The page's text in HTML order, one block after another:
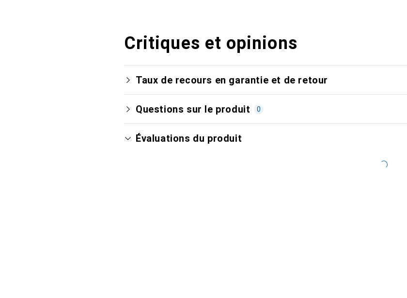
Critiques et opinions
Taux de recours en garantie et de retour
Questions sur le produit 0
Évaluations du produit